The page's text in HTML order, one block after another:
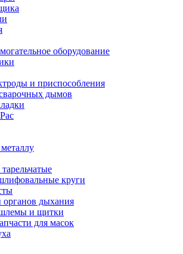
оборудование
и приспособления
дымов
круги
органов дыхания
и щитки
для масок